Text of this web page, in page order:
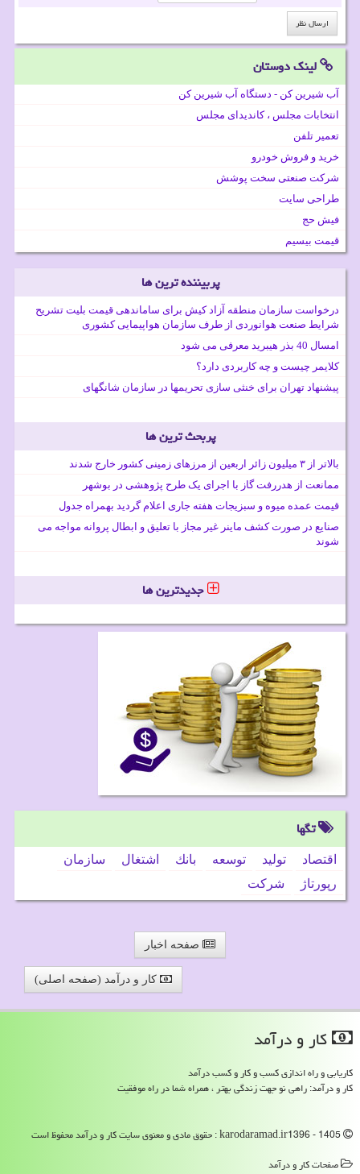
لینک دوستان
آب شیرین کن - دستگاه آب شیرین کن
انتخابات مجلس ، کاندیدای مجلس
تعمیر تلفن
خرید و فروش خودرو
شرکت صنعتی سخت پوشش
طراحی سایت
فیش حج
قیمت بیسیم
پربیننده ترین ها
درخواست سازمان منطقه آزاد کیش برای ساماندهی قیمت بلیت تشریح
شرایط صنعت هوانوردی از طرف سازمان هواپیمایی کشوری
امسال 40 بذر هیبرید معرفی می شود
کلایمر چیست و چه کاربردی دارد؟
پیشنهاد تهران برای خنثی سازی تحریمها در سازمان شانگهای
پربحث ترین ها
بالاتر از ۳ میلیون زائر اربعین از مرزهای زمینی کشور خارج شدند
ممانعت از هدررفت گاز با اجرای یک طرح پژوهشی در بوشهر
قیمت عمده میوه و سبزیجات هفته جاری اعلام گردید بهمراه جدول
صنایع در صورت کشف ماینر غیر مجاز با تعلیق و ابطال پروانه مواجه می
شوند
جدیدترین ها
تگها
اقتصاد تولید توسعه بانك اشتغال
سازمان
رپورتاژ
شركت
صفحه اخبار
کار و درآمد (صفحه اصلی)
كار و درآمد
کاریابی و راه اندازی کسب و کار و کسب درآمد
کار و درآمد: راهی نو جهت زندگی بهتر ، همراه شما در راه موفقیت
صفحات كار و درآمد